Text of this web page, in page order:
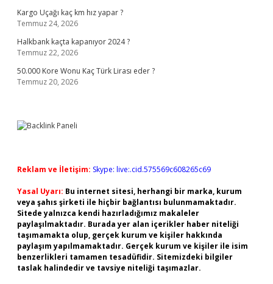
Kargo Uçağı kaç km hız yapar ?
Temmuz 24, 2026
Halkbank kaçta kapanıyor 2024 ?
Temmuz 22, 2026
50.000 Kore Wonu Kaç Türk Lirası eder ?
Temmuz 20, 2026
Reklam ve İletişim: Skype: live:.cid.575569c608265c69
Yasal Uyarı: Bu internet sitesi, herhangi bir marka, kurum
veya şahıs şirketi ile hiçbir bağlantısı bulunmamaktadır.
Sitede yalnızca kendi hazırladığımız makaleler
paylaşılmaktadır. Burada yer alan içerikler haber niteliği
taşımamakta olup, gerçek kurum ve kişiler hakkında
paylaşım yapılmamaktadır. Gerçek kurum ve kişiler ile isim
benzerlikleri tamamen tesadüfidir. Sitemizdeki bilgiler
taslak halindedir ve tavsiye niteliği taşımazlar.